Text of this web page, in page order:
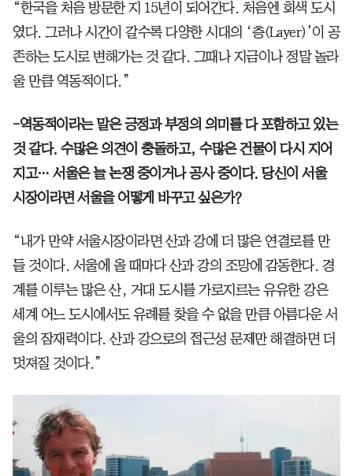
“한국을 처음 방문한 지 15년이 되어간다. 처음엔 회색 도시
였다. 그러나 시간이 갈수록 다양한 시대의 ‘층(Layer)’이 공
존하는 도시로 변해가는 것 같다. 그때나 지금이나 정말 놀라
울 만큼 역동적이다.”
-역동적이라는 말은 긍정과 부정의 의미를 다 포함하고 있는
것 같다. 수많은 의견이 충돌하고, 수많은 건물이 다시 지어
지고… 서울은 늘 논쟁 중이거나 공사 중이다. 당신이 서울
시장이라면 서울을 어떻게 바꾸고 싶은가?
“내가 만약 서울시장이라면 산과 강에 더 많은 연결로를 만
들 것이다. 서울에 올 때마다 산과 강의 조망에 감동한다. 경
계를 이루는 많은 산, 거대 도시를 가로지르는 유유한 강은
세계 어느 도시에서도 유례를 찾을 수 없을 만큼 아름다운 서
울의 잠재력이다. 산과 강으로의 접근성 문제만 해결하면 더
멋져질 것이다.”